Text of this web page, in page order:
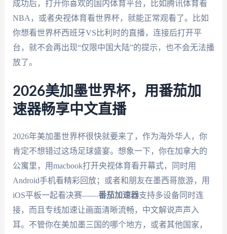
成功后，打开你喜欢的国内体育平台，比如腾讯体育看
NBA，或者央视体育看世界杯，就能正常观看了。比如
你想看世界杯西班牙VS比利时的直播，连接后打开平
台，就不会再出现“仅限中国大陆”的提示，也不会无法播
放了。
2026美加墨世界杯，用番茄加
速器畅享中文直播
2026年美加墨世界杯很快就要来了，作为海外华人，你
肯定不想错过这场足球盛宴。想象一下，你在加拿大的
公寓里，用macbook打开央视体育看开幕式，同时用
Android手机看精彩回放；或者和朋友在墨西哥旅游，用
iOS平板一起看决赛——番茄加速器支持多设备同时连
接，而且专线加速让画面清晰流畅，中文解说声声入
耳。不管你在美加墨三国的哪个地方，或者其他国家，